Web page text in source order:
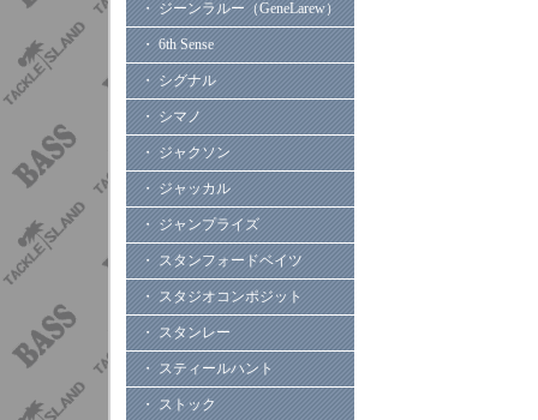
・ ジーンラルー（GeneLarew）
・ 6th Sense
・ シグナル
・ シマノ
・ ジャクソン
・ ジャッカル
・ ジャンプライズ
・ スタンフォードベイツ
・ スタジオコンポジット
・ スタンレー
・ スティールハント
・ ストック